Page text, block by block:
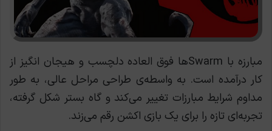
مبارزه با Swarmها فوق العاده دلچسب و هیجان انگیز از
کار درآمده است. به واسطه‌ی طراحی مراحل عالی، به طور
مداوم شرایط مبارزات تغییر می‌کند و گاه بستر شکل گرفته،
تجربه‌ای تازه را برای یک بازی اکشن رقم می‌زند.